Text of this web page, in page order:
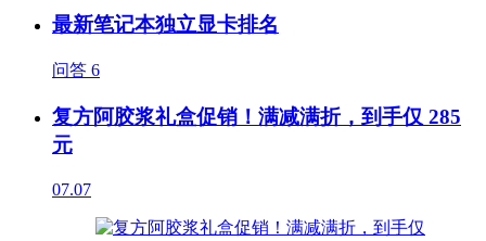
最新笔记本独立显卡排名
问答 6
复方阿胶浆礼盒促销！满减满折，到手仅 285
元
07.07